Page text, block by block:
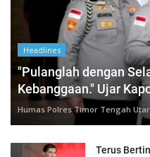
Headlines
"Pulanglah dengan
Kebanggaan." Ujar
Humas Polres Timor Tengah
Terus